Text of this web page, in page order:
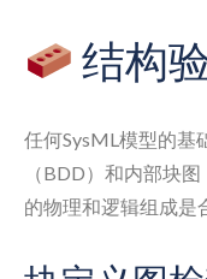
结构
任何SysML模型的基
（BDD）和内部块
的物理和逻辑组成是